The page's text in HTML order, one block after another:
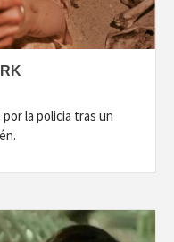
la policia tras un